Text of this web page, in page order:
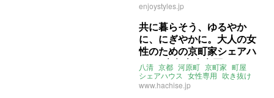
シェアハウス
enjoystyles.jp
共に暮らそう、ゆるやか
に、にぎやかに。大人の女
性のための京町家シェアハ
ウス (京都市上京区16㎡の
賃貸物件)
八清 京都 河原町 京町家 町屋
シェアハウス 女性専用 吹き抜け
古民家 鴨川 賃貸
市役所前
www.hachise.jp